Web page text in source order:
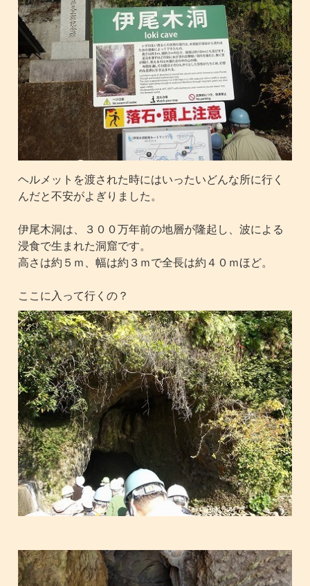
ヘルメットを渡された時にはいったいどんな所に行く
んだと不安がよぎりました。
伊尾木洞は、３００万年前の地層が隆起し、波による
浸食で生まれた洞窟です。
高さは約５ｍ、幅は約３ｍで全長は約４０ｍほど。
ここに入って行くの？